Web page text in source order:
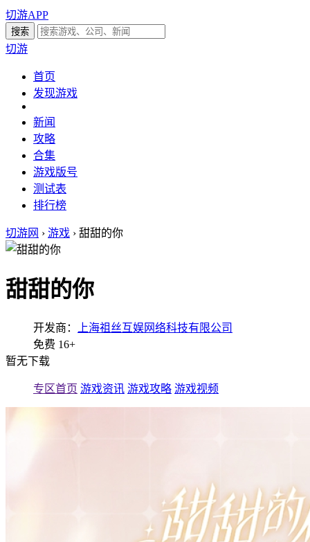
切游APP
切游
首页
发现游戏
新闻
攻略
合集
游戏版号
测试表
排行榜
切游网 › 游戏 › 甜甜的你
甜甜的你
开发商：
上海祖丝互娱网络科技有限公司
免费 16+
暂无下载
专区首页 游戏资讯 游戏攻略 游戏视频